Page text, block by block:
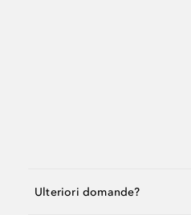
Ulteriori domande?